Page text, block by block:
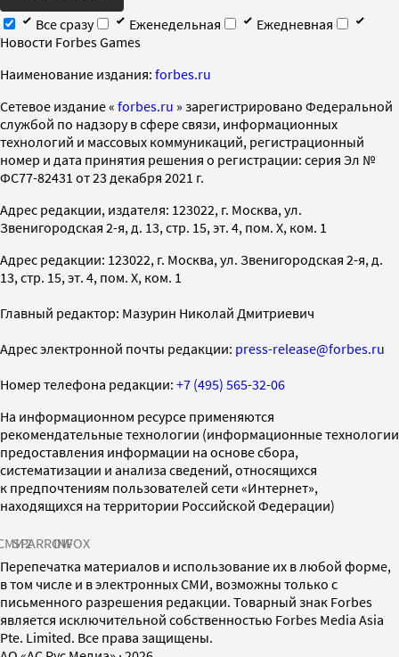
Все сразу
Еженедельная
Ежедневная
Новости Forbes Games
Наименование издания: forbes.ru
Cетевое издание « forbes.ru » зарегистрировано Федеральной
службой по надзору в сфере связи, информационных
технологий и массовых коммуникаций, регистрационный
номер и дата принятия решения о регистрации: серия Эл №
ФС77-82431 от 23 декабря 2021 г.
Адрес редакции, издателя: 123022, г. Москва, ул.
Звенигородская 2-я, д. 13, стр. 15, эт. 4, пом. X, ком. 1
Адрес редакции: 123022, г. Москва, ул. Звенигородская 2-я, д.
13, стр. 15, эт. 4, пом. X, ком. 1
Главный редактор: Мазурин Николай Дмитриевич
Адрес электронной почты редакции: press-release@forbes.ru
Номер телефона редакции: +7 (495) 565-32-06
На информационном ресурсе применяются
рекомендательные технологии (информационные технологии
предоставления информации на основе сбора,
систематизации и анализа сведений, относящихся
к предпочтениям пользователей сети «Интернет»,
находящихся на территории Российской Федерации)
SPARROWINFOX
Перепечатка материалов и использование их в любой форме,
в том числе и в электронных СМИ, возможны только с
письменного разрешения редакции. Товарный знак Forbes
является исключительной собственностью Forbes Media Asia
Pte. Limited. Все права защищены.